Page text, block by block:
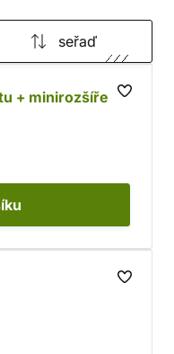
seřaď
+ minirozšíření